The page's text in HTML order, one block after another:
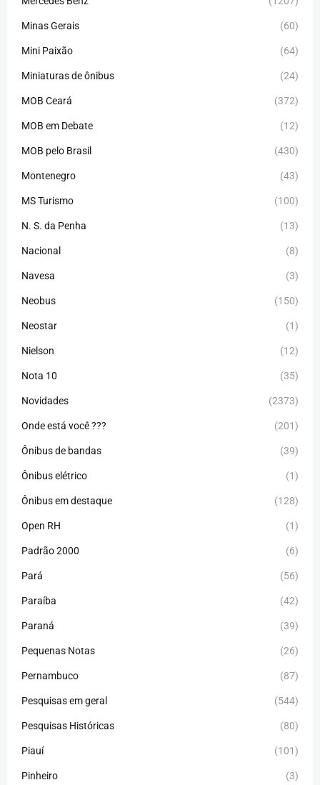
Minas Gerais (60)
Mini Paixão (64)
Miniaturas de ônibus (24)
MOB Ceará (372)
MOB em Debate (12)
MOB pelo Brasil (430)
Montenegro (43)
MS Turismo (100)
N. S. da Penha (13)
Nacional (8)
Navesa (3)
Neobus (150)
Neostar (1)
Nielson (12)
Nota 10 (35)
Novidades (2373)
Onde está você ??? (201)
Ônibus de bandas (39)
Ônibus elétrico (1)
Ônibus em destaque (128)
Open RH (1)
Padrão 2000 (6)
Pará (56)
Paraíba (42)
Paraná (39)
Pequenas Notas (26)
Pernambuco (87)
Pesquisas em geral (544)
Pesquisas Históricas (80)
Piauí (101)
Pinheiro (3)